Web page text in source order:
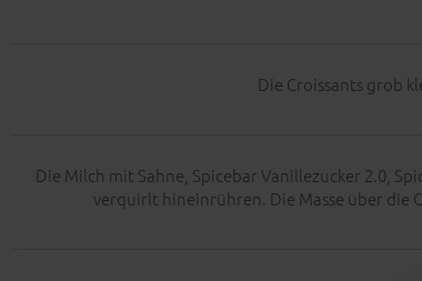
Die Croissants grob
Die Milch mit Sahne, Spicebar Vanillezucker 2.0,
verquirlt hineinrühren. Die Masse über die